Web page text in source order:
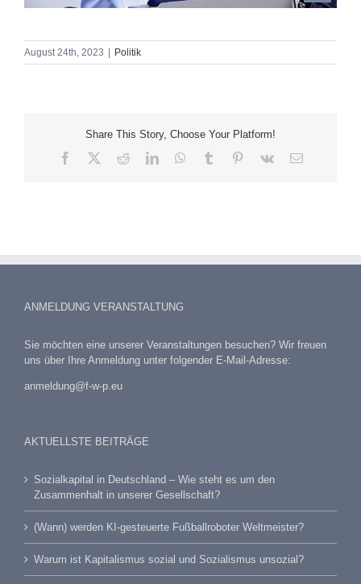
August 24th, 2023 | Politik
Share This Story, Choose Your Platform!
Facebook RedditLinkedInWhatsApp
Tumblr Pinterest
Vk
E-
ANMELDUNG VERANSTALTUNG
Sie möchten eine unserer Veranstaltungen besuchen? Wir freuen
uns über Ihre Anmeldung unter folgender E-Mail-Adresse:
anmeldung@f-w-p.eu
AKTUELLSTE BEITRÄGE
Sozialkapital in Deutschland – Wie steht es um den
Zusammenhalt in unserer Gesellschaft?
(Wann) werden KI-gesteuerte Fußballroboter Weltmeister?
Warum ist Kapitalismus sozial und Sozialismus unsozial?